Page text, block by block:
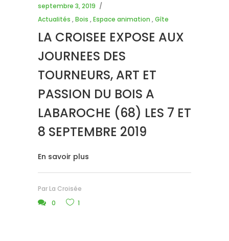
septembre 3, 2019
Actualités ,Bois ,Espace animation ,Gîte
LA CROISEE EXPOSE AUX
JOURNEES DES
TOURNEURS, ART ET
PASSION DU BOIS A
LABAROCHE (68) LES 7 ET
8 SEPTEMBRE 2019
En savoir plus
Par La Croisée
0
1